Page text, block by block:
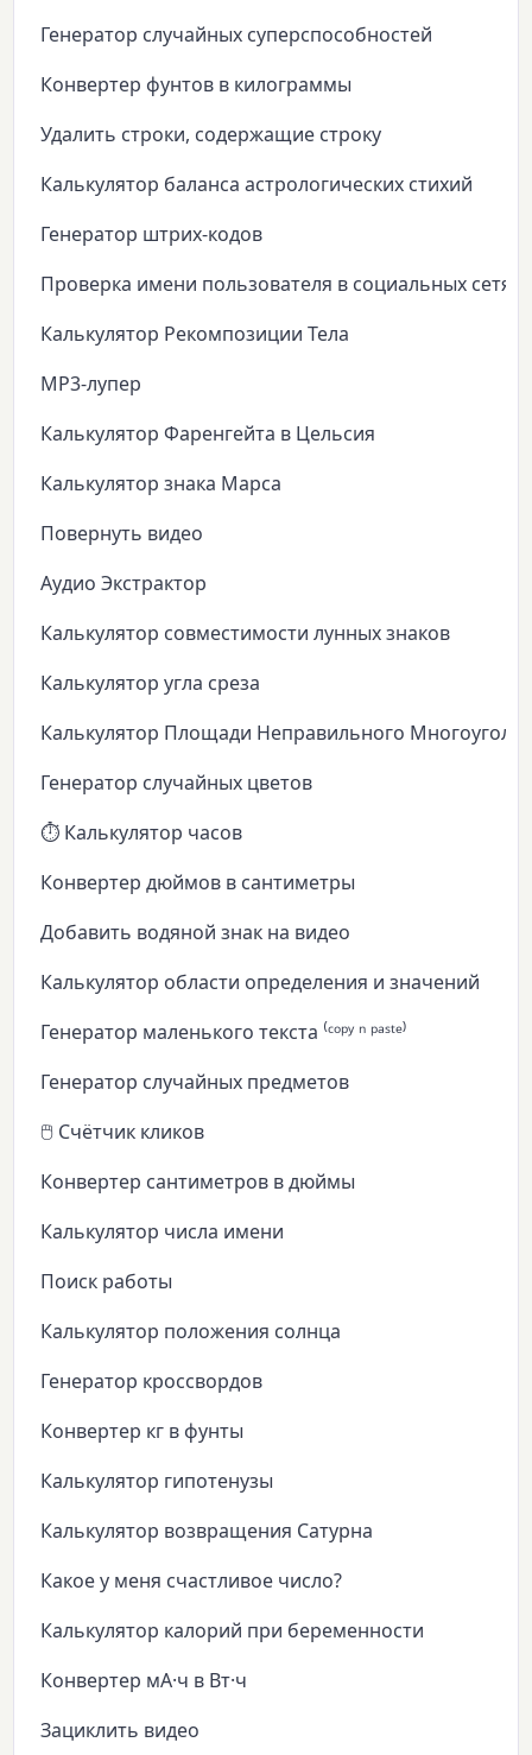
Генератор случайных суперспособностей
Конвертер фунтов в килограммы
Удалить строки, содержащие строку
Калькулятор баланса астрологических стихий
Генератор штрих-кодов
Проверка имени пользователя в социальных сетях
Калькулятор Рекомпозиции Тела
MP3-лупер
Калькулятор Фаренгейта в Цельсия
Калькулятор знака Марса
Повернуть видео
Аудио Экстрактор
Калькулятор совместимости лунных знаков
Калькулятор угла среза
Калькулятор Площади Неправильного
Генератор случайных цветов
⏱️ Калькулятор часов
Конвертер дюймов в сантиметры
Добавить водяной знак на видео
Калькулятор области определения и значений
Генератор маленького текста ⁽ᶜᵒᵖʸ ⁿ ᵖᵃˢᵗᵉ⁾
Генератор случайных предметов
🖱️ Счётчик кликов
Конвертер сантиметров в дюймы
Калькулятор числа имени
Поиск работы
Калькулятор положения солнца
Генератор кроссвордов
Конвертер кг в фунты
Калькулятор гипотенузы
Калькулятор возвращения Сатурна
Какое у меня счастливое число?
Калькулятор калорий при беременности
Конвертер мА·ч в Вт·ч
Зациклить видео